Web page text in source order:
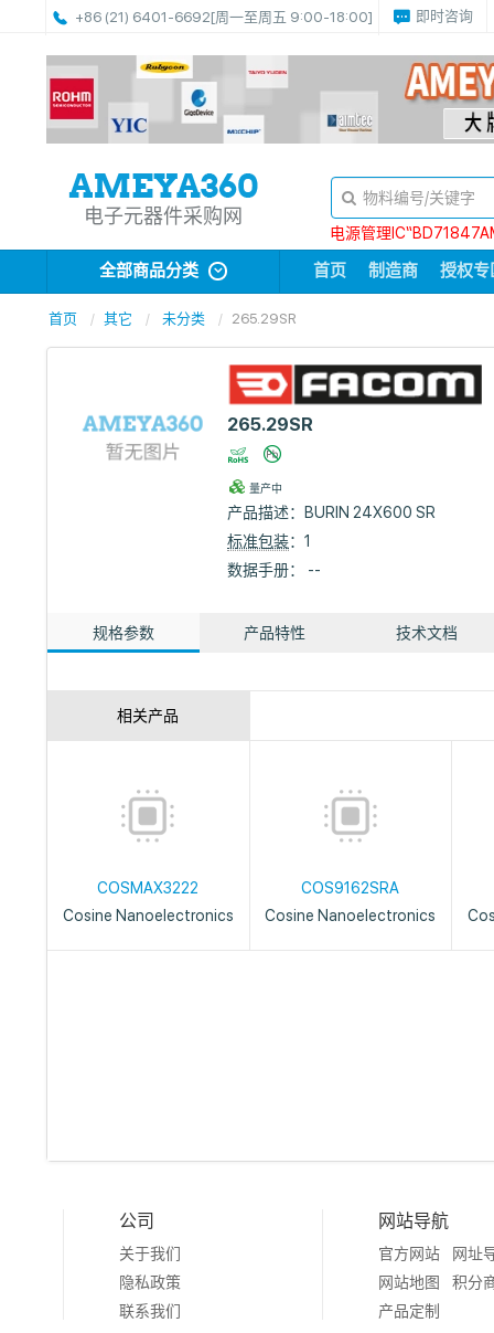
+86 (21) 6401-6692[周一至周五 9:00-18:00] 即时咨询
电子元器件采购网
电源管理
全部商品分类 首页 制造商 授权专
首页 其它 未分类 265.29SR
265.29SR
量产中
产品描述：
BURIN 24X600 SR
标准包装：1
数据手册： --
规格参数 产品特性 技术文档
相关产品
COSMAX3222
Cosine Nanoelectronics
COS9162SRA
Cosine Nanoelectronics
公司
关于我们
隐私政策
联系我们
网站导航
官方网站
网址
网站地图
积分
产品定制